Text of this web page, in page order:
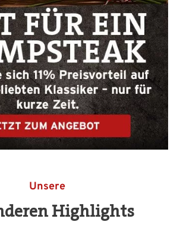
Unsere
Highlights